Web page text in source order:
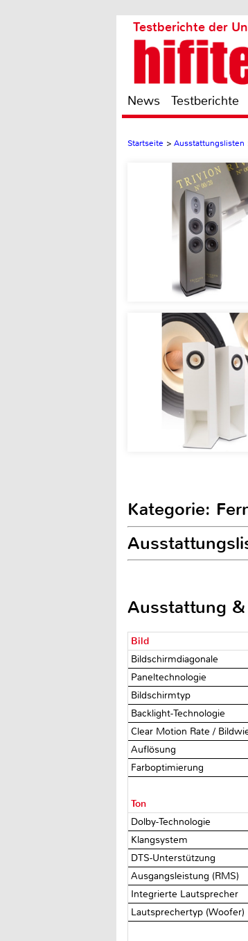
Testberichte der
News Testberichte
Startseite > Ausstattungslisten
Kategorie:
Ausstattung
Bild
Bildschirmdiagonale
Paneltechnologie
Bildschirmtyp
Backlight-Technologie
Clear Motion Rate /
Auflösung
Farboptimierung
Ton
Dolby-Technologie
Klangsystem
DTS-Unterstützung
Ausgangsleistung (RMS)
Integrierte Lautsprecher
Lautsprechertyp (Woofer)